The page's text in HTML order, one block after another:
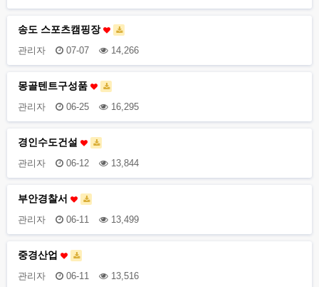
송도 스포츠캠핑장
관리자 07-07 14,266
몽골텐트구성품
관리자 06-25 16,295
경인수도건설
관리자 06-12 13,844
부안경찰서
관리자 06-11 13,499
중경산업
관리자 06-11 13,516